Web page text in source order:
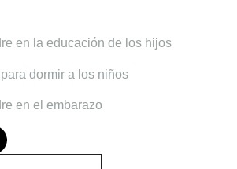
en la educación de los hijos
dormir a los niños
en el embarazo